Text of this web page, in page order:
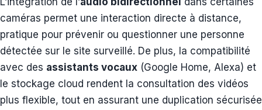
caméras permet une interaction directe à distance,
pratique pour prévenir ou questionner une personne
détectée sur le site surveillé. De plus, la compatibilité
avec des assistants vocaux (Google Home, Alexa) et
le stockage cloud rendent la consultation des vidéos
plus flexible, tout en assurant une duplication sécurisée